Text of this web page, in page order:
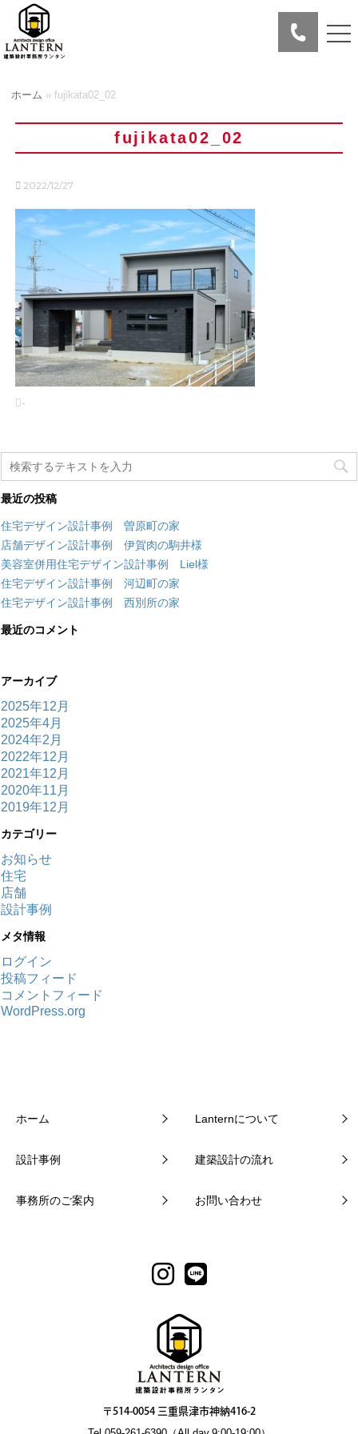
ホーム » fujikata02_02
fujikata02_02
2022/12/27
-
最近の投稿
住宅デザイン設計事例 曽原町の家
店舗デザイン設計事例 伊賀肉の駒井様
美容室併用住宅デザイン設計事例 Liel様
住宅デザイン設計事例 河辺町の家
住宅デザイン設計事例 西別所の家
最近のコメント
アーカイブ
2025年12月
2025年4月
2024年2月
2022年12月
2021年12月
2020年11月
2019年12月
カテゴリー
お知らせ
住宅
店舗
設計事例
メタ情報
ログイン
投稿フィード
コメントフィード
WordPress.org
ホーム Lanternについて
設計事例 建築設計の流れ
事務所のご案内 お問い合わせ
〒514-0054 三重県津市神納416-2